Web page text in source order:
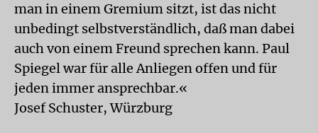
man in einem Gremium sitzt, ist das nicht
unbedingt selbstverständlich, daß man dabei
auch von einem Freund sprechen kann. Paul
Spiegel war für alle Anliegen offen und für
jeden immer ansprechbar.«
Josef Schuster, Würzburg